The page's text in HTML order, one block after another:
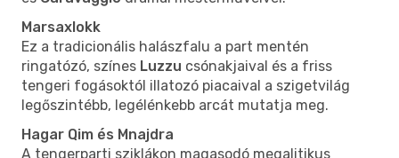
Marsaxlokk
Ez a tradicionális halászfalu a part mentén
ringatózó, színes Luzzu csónakjaival és a friss
tengeri fogásoktól illatozó piacaival a szigetvilág
legőszintébb, legélénkebb arcát mutatja meg.
Hagar Qim és Mnajdra
A tengerparti sziklákon magasodó megalitikus